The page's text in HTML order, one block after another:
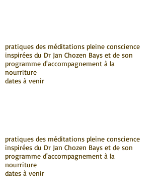
pratiques des méditations pleine conscience
inspirées du Dr Jan Chozen Bays et de son
programme d'accompagnement à la
nourriture
dates à venir
pratiques des méditations pleine conscience
inspirées du Dr Jan Chozen Bays et de son
programme d'accompagnement à la
nourriture
dates à venir